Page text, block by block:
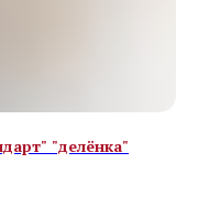
"делёнка"